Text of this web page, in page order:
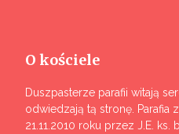
O kościele
Duszpasterze parafii witają
odwiedzają tą stronę. Parafia
21.11.2010 roku przez J.E.